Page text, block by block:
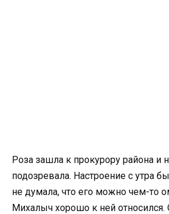
Роза зашла к прокурору района и
подозревала. Настроение с утра
не думала, что его можно чем-то
Михалыч хорошо к ней относился.